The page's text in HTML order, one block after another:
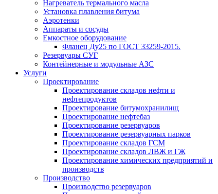
Нагреватель термального масла
Установка плавления битума
Аэротенки
Аппараты и сосуды
Емкостное оборудование
Фланец Ду25 по ГОСТ 33259-2015.
Резервуары СУГ
Контейнерные и модульные АЗС
Услуги
Проектирование
Проектирование складов нефти и
нефтепродуктов
Проектирование битумохранилищ
Проектирование нефтебаз
Проектирование резервуаров
Проектирование резервуарных парков
Проектирование складов ГСМ
Проектирование складов ЛВЖ и ГЖ
Проектирование химических предприятий и
производств
Производство
Производство резервуаров